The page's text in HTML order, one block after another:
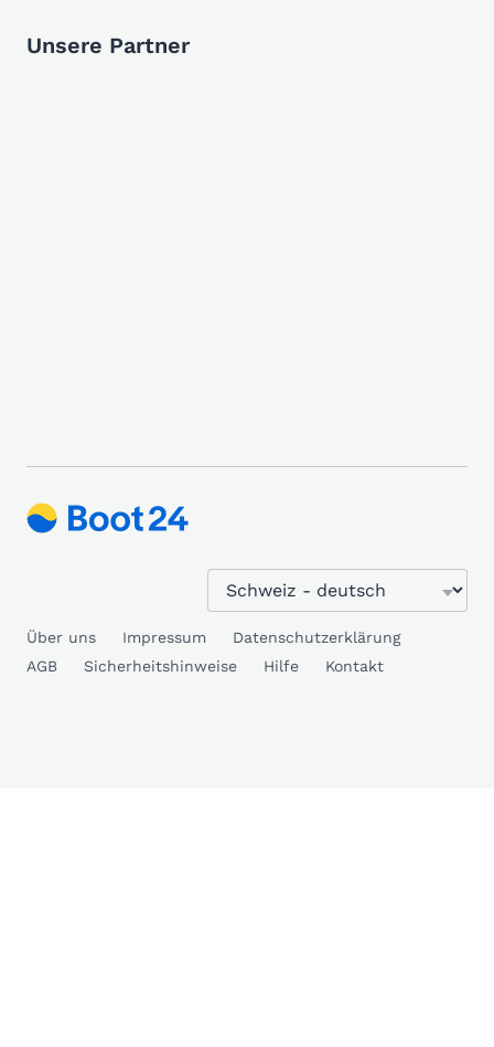
Unsere Partner
Über uns Impressum
Datenschutzerklärung
AGB
Sicherheitshinweise Hilfe Kontakt